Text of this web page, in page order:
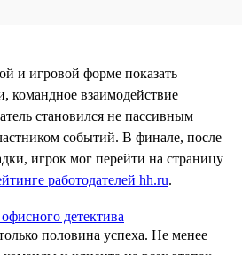
и игровой форме показать
командное взаимодействие
становился не пассивным
событий. В финале, после
игрок мог перейти на страницу
работодателей hh.ru.
детектива
половина успеха. Не менее